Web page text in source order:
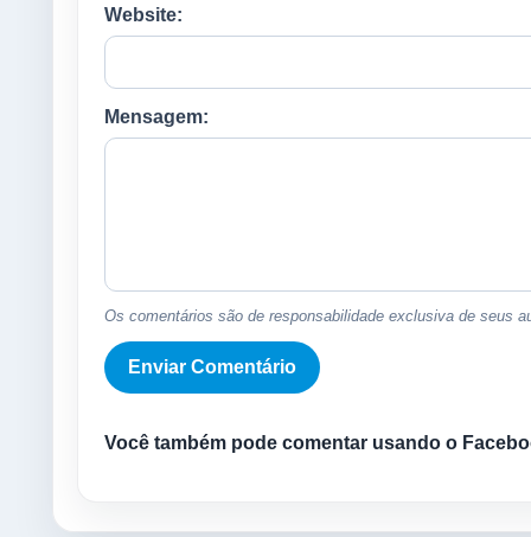
Website:
Mensagem:
Os comentários são de responsabilidade exclusiva de seus
Você também pode comentar usando o